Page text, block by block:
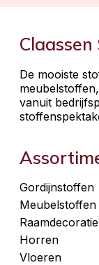
De mooiste
vanuit
Gordijnstoffen
Meubelstoffen
Raamdecoratie
Horren
Vloeren